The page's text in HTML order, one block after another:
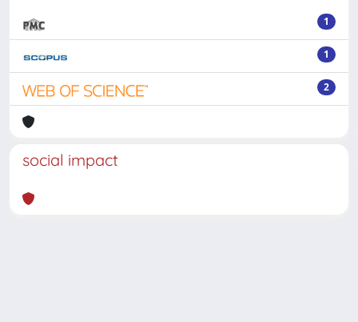
1
1
2
social impact